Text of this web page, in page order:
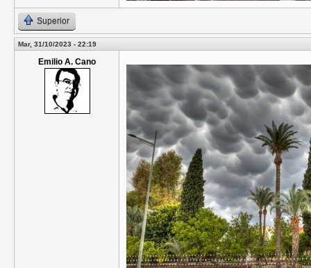
Superior
Mar, 31/10/2023 - 22:19
Emilio A. Cano